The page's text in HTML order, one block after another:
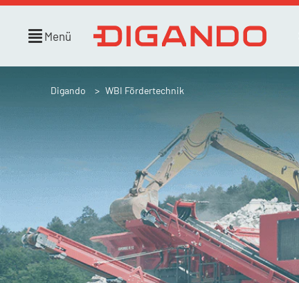
Menü
Digando WBI Fördertechnik